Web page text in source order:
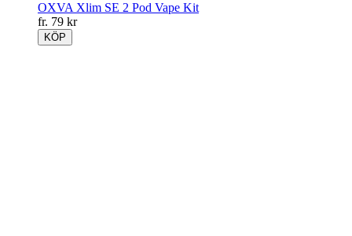
OXVA Xlim SE 2 Pod Vape Kit
fr. 79 kr
KÖP